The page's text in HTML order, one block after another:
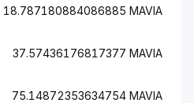
18.787180884086885 MAVIA
37.57436176817377 MAVIA
75.14872353634754 MAVIA